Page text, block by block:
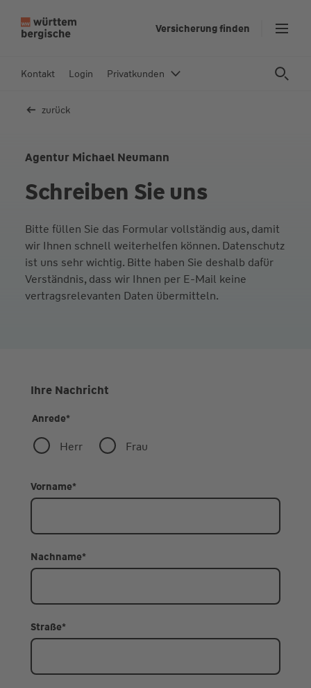
In
Versicherung finden
Kontakt Login Privatkunden
zurück
Agentur Michael Neumann
Schreiben Sie uns
Bitte füllen Sie das Formular vollständig aus, damit
wir Ihnen schnell weiterhelfen können. Datenschutz
ist uns sehr wichtig. Bitte haben Sie deshalb dafür
Verständnis, dass wir Ihnen per E-Mail keine
vertragsrelevanten Daten übermitteln.
Ihre Nachricht
Anrede*
Herr Frau
Vorname*
Nachname*
Straße*